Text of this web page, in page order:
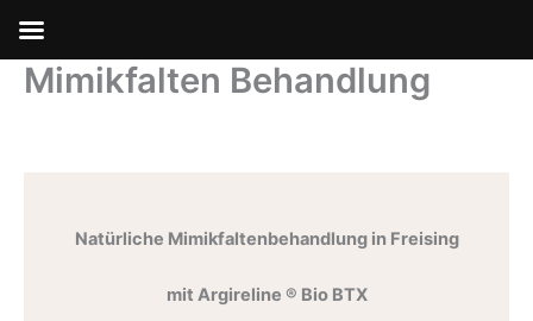
ZumMimikfalten Behandlung
Natürliche Mimikfaltenbehandlung in Freising
mit Argireline ® Bio BTX